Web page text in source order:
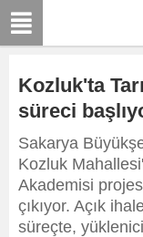
Kozluk'ta
süreci
Sakarya
Kozluk
Akademisi
çıkıyor. Açık
süreçte,